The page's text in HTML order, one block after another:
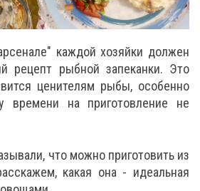
каждой хозяйки должен
рецепт рыбной запеканки. Это
ценителям рыбы, особенно
времени на приготовление не
что можно приготовить из
какая она - идеальная